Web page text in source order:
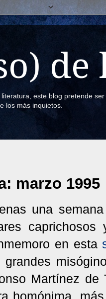
de
este blog pretende
los más inquietos.
marzo 1995
una
caprichosos
en esta
grandes
Martínez de
homónima,